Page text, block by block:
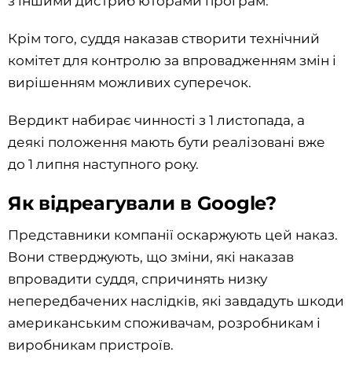
Крім того, суддя наказав створити технічний
комітет для контролю за впровадженням змін і
вирішенням можливих суперечок.
Вердикт набирає чинності з 1 листопада, а
деякі положення мають бути реалізовані вже
до 1 липня наступного року.
Як відреагували в Google?
Представники компанії оскаржують цей наказ.
Вони стверджують, що зміни, які наказав
впровадити суддя, спричинять низку
непередбачених наслідків, які завдадуть шкоди
американським споживачам, розробникам і
виробникам пристроїв.